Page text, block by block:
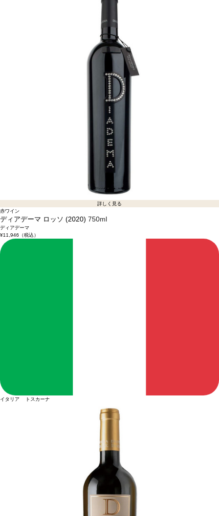
詳しく見る
赤ワイン
ディアデーマ ロッソ (2020) 750ml
ディアデーマ
¥11,946 （税込）
イタリア トスカーナ